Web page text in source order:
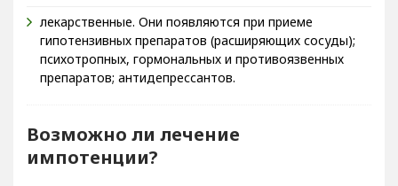
лекарственные. Они появляются при приеме
гипотензивных препаратов (расширяющих сосуды);
психотропных, гормональных и противоязвенных
препаратов; антидепрессантов.
Возможно ли лечение
импотенции?